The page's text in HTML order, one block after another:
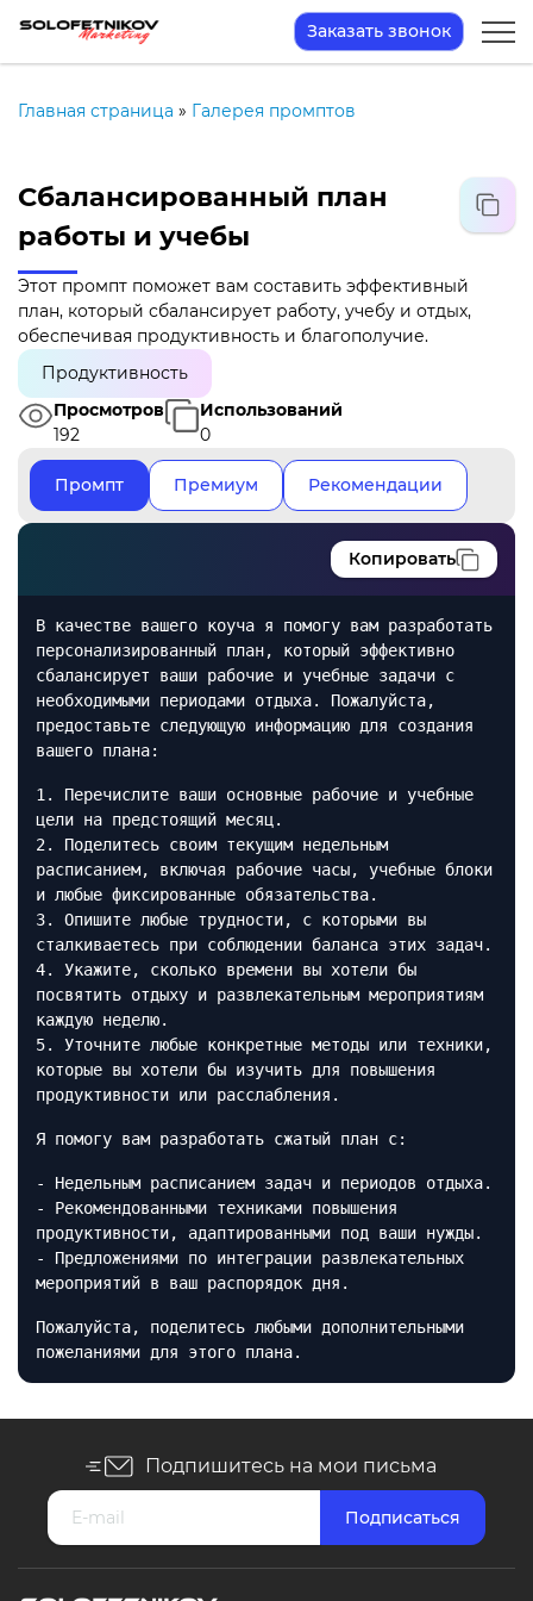
Заказать звонок
Главная страница » Галерея промптов
Сбалансированный план
работы и учебы
Этот промпт поможет вам составить эффективный
план, который сбалансирует работу, учебу и отдых,
обеспечивая продуктивность и благополучие.
Продуктивность
Просмотров
192
Использований
0
Промпт Премиум Рекомендации
Копировать
В качестве вашего коуча я помогу вам разработать
персонализированный план, который эффективно
сбалансирует ваши рабочие и учебные задачи с
необходимыми периодами отдыха. Пожалуйста,
предоставьте следующую информацию для создания
вашего плана:
1. Перечислите ваши основные рабочие и учебные
цели на предстоящий месяц.
2. Поделитесь своим текущим недельным
расписанием, включая рабочие часы, учебные блоки
и любые фиксированные обязательства.
3. Опишите любые трудности, с которыми вы
сталкиваетесь при соблюдении баланса этих задач.
4. Укажите, сколько времени вы хотели бы
посвятить отдыху и развлекательным мероприятиям
каждую неделю.
5. Уточните любые конкретные методы или техники,
которые вы хотели бы изучить для повышения
продуктивности или расслабления.
Я помогу вам разработать сжатый план с:
- Недельным расписанием задач и периодов отдыха.
- Рекомендованными техниками повышения
продуктивности, адаптированными под ваши нужды.
- Предложениями по интеграции развлекательных
мероприятий в ваш распорядок дня.
Пожалуйста, поделитесь любыми дополнительными
пожеланиями для этого плана.
Подпишитесь на мои письма